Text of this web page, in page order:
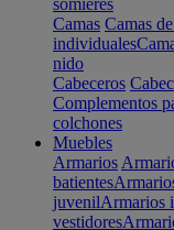
somieres
Camas Camas
individuales
nido
Cabeceros
Complementos
colchones
Muebles
Armarios
batientes
juvenilArmarios
vestidores